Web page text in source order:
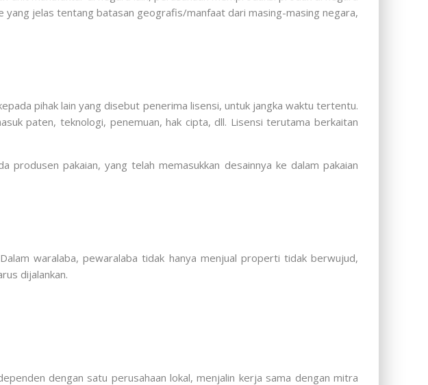
yang jelas tentang batasan geografis/manfaat dari masing-masing negara,
pihak lain yang disebut penerima lisensi, untuk jangka waktu tertentu.
paten, teknologi, penemuan, hak cipta, dll. Lisensi terutama berkaitan
produsen pakaian, yang telah memasukkan desainnya ke dalam pakaian
waralaba, pewaralaba tidak hanya menjual properti tidak berwujud,
dijalankan.
dengan satu perusahaan lokal, menjalin kerja sama dengan mitra